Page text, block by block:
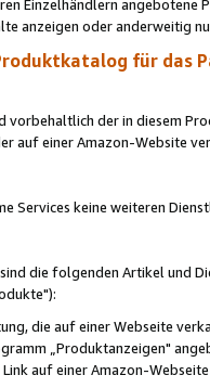
Einzelhändlern
anzeigen oder anderweitig
für das
vorbehaltlich der in diesem
auf einer Amazon-Website
Services keine weiteren
die folgenden Artikel und
die auf einer Webseite
„Produktanzeigen"
auf einer Amazon-